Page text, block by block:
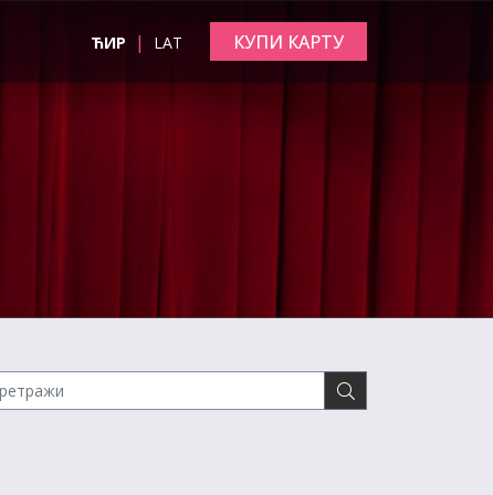
ЋИР | LAT КУПИ КАРТУ